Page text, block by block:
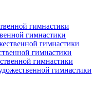
гимнастики
гимнастики
гимнастики
гимнастики
гимнастики
гимнастики